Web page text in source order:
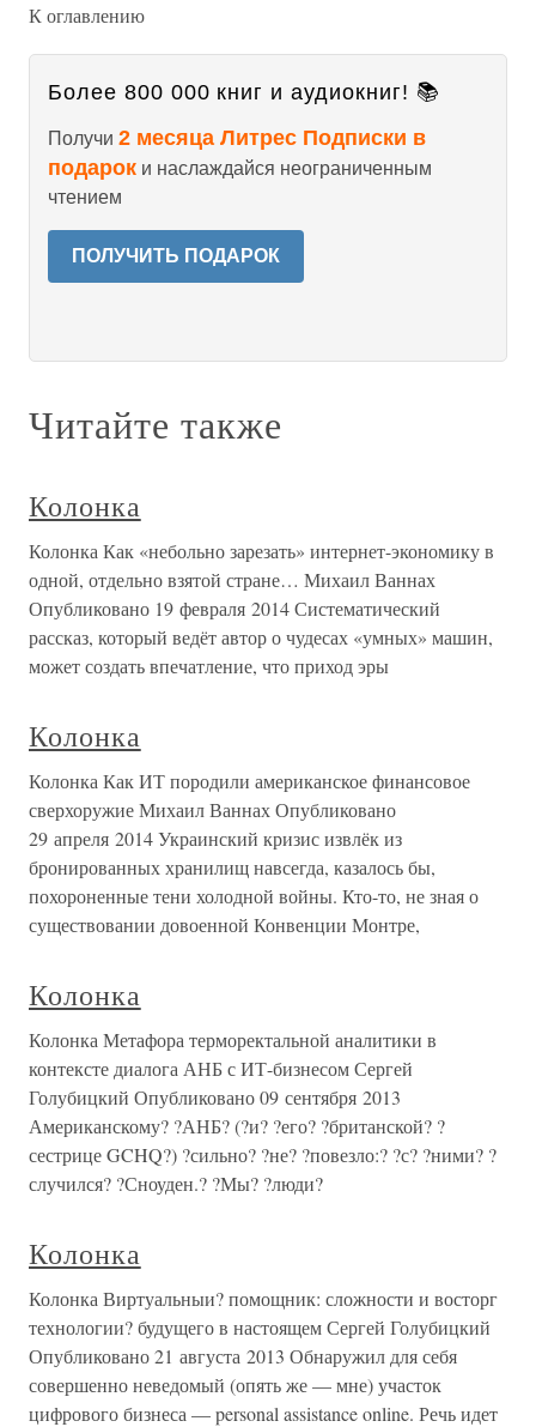
К оглавлению
Более 800 000 книг и аудиокниг! 📚
Получи 2 месяца Литрес Подписки в
подарок и наслаждайся неограниченным
чтением
ПОЛУЧИТЬ ПОДАРОК
Читайте также
Колонка
Колонка Как «небольно зарезать» интернет-экономику в
одной, отдельно взятой стране… Михаил Ваннах
Опубликовано 19 февраля 2014 Систематический
рассказ, который ведёт автор о чудесах «умных» машин,
может создать впечатление, что приход эры
Колонка
Колонка Как ИТ породили американское финансовое
сверхоружие Михаил Ваннах Опубликовано
29 апреля 2014 Украинский кризис извлёк из
бронированных хранилищ навсегда, казалось бы,
похороненные тени холодной войны. Кто-то, не зная о
существовании довоенной Конвенции Монтре,
Колонка
Колонка Метафора терморектальной аналитики в
контексте диалога АНБ с ИТ-бизнесом Сергей
Голубицкий Опубликовано 09 сентября 2013
Американскому? ?АНБ? (?и? ?его? ?британской? ?
сестрице GCHQ?) ?сильно? ?не? ?повезло:? ?с? ?ними? ?
случился? ?Сноуден.? ?Мы? ?люди?
Колонка
Колонка Виртуальныи? помощник: сложности и восторг
технологии? будущего в настоящем Сергей Голубицкий
Опубликовано 21 августа 2013 Обнаружил для себя
совершенно неведомый (опять же — мне) участок
цифрового бизнеса — personal assistance online. Речь идет